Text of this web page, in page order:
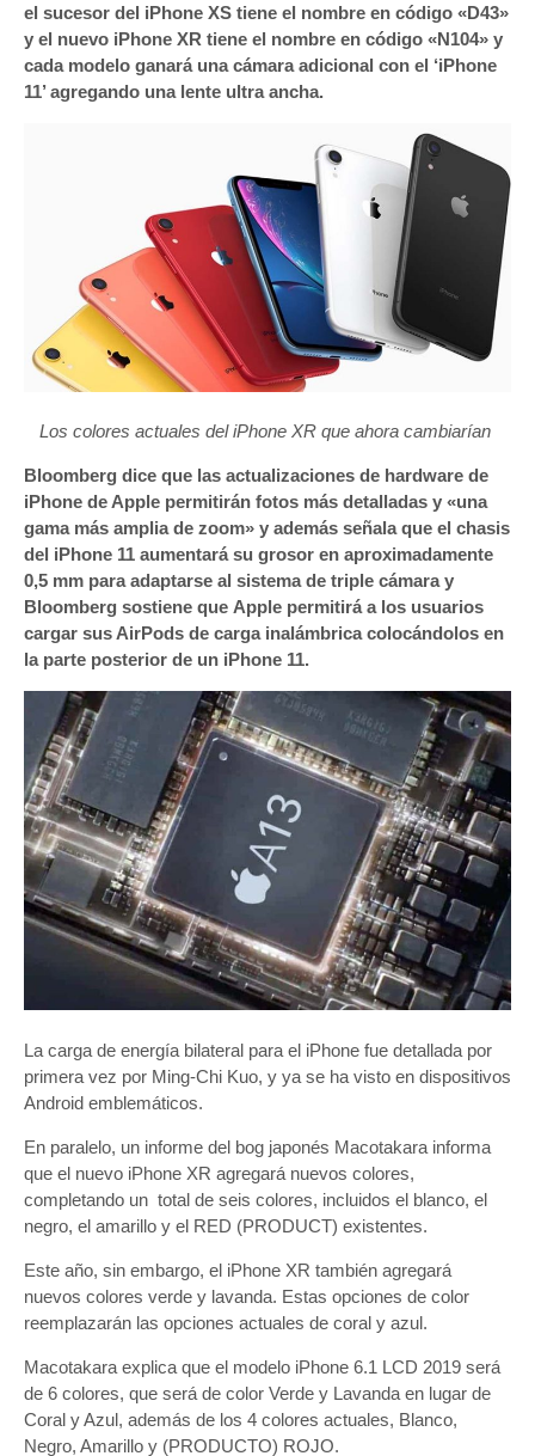
el sucesor del iPhone XS tiene el nombre en código «D43»
y el nuevo iPhone XR tiene el nombre en código «N104» y
cada modelo ganará una cámara adicional con el ‘iPhone
11’ agregando una lente ultra ancha.
Los colores actuales del iPhone XR que ahora cambiarían
Bloomberg dice que las actualizaciones de hardware de
iPhone de Apple permitirán fotos más detalladas y «una
gama más amplia de zoom» y además señala que el chasis
del iPhone 11 aumentará su grosor en aproximadamente
0,5 mm para adaptarse al sistema de triple cámara y
Bloomberg sostiene que Apple permitirá a los usuarios
cargar sus AirPods de carga inalámbrica colocándolos en
la parte posterior de un iPhone 11.
La carga de energía bilateral para el iPhone fue detallada por
primera vez por Ming-Chi Kuo, y ya se ha visto en dispositivos
Android emblemáticos.
En paralelo, un informe del bog japonés Macotakara informa
que el nuevo iPhone XR agregará nuevos colores,
completando un total de seis colores, incluidos el blanco, el
negro, el amarillo y el RED (PRODUCT) existentes.
Este año, sin embargo, el iPhone XR también agregará
nuevos colores verde y lavanda. Estas opciones de color
reemplazarán las opciones actuales de coral y azul.
Macotakara explica que el modelo iPhone 6.1 LCD 2019 será
de 6 colores, que será de color Verde y Lavanda en lugar de
Coral y Azul, además de los 4 colores actuales, Blanco,
Negro, Amarillo y (PRODUCTO) ROJO.